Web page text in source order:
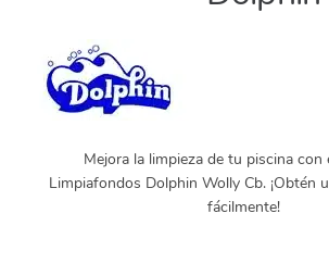
Mejora la limpieza de tu piscina con
Limpiafondos Dolphin Wolly Cb. ¡Obtén
fácilmente!